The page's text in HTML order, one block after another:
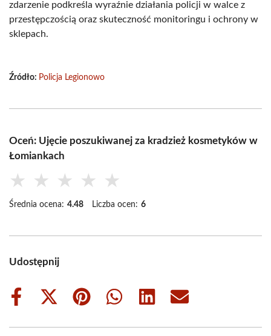
zdarzenie podkreśla wyraźnie działania policji w walce z
przestępczością oraz skuteczność monitoringu i ochrony w
sklepach.
Źródło: Policja Legionowo
Oceń: Ujęcie poszukiwanej za kradzież kosmetyków w
Łomiankach
★ ★ ★ ★ ★
Średnia ocena: 4.48 Liczba ocen: 6
Udostępnij
Share
Share
(Twitter)
Share
Share
Share
Share